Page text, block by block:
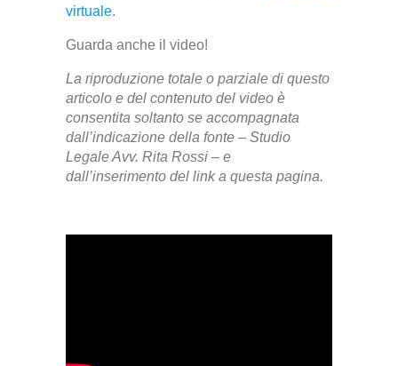
virtuale.
Guarda anche il video!
La riproduzione totale o parziale di questo
articolo e del contenuto del video è
consentita soltanto se accompagnata
dall’indicazione della fonte – Studio
Legale Avv. Rita Rossi – e
dall’inserimento del link a questa pagina.